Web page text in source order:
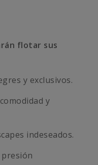
flotar sus
y exclusivos.
y
indeseados.